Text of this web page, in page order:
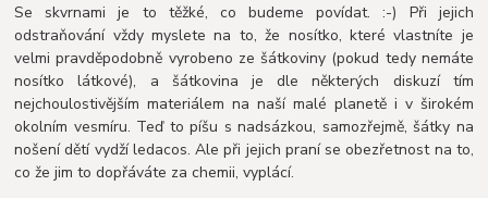
Se skvrnami je to těžké, co budeme povídat. :-) Při jejich
odstraňování vždy myslete na to, že nosítko, které vlastníte je
velmi pravděpodobně vyrobeno ze šátkoviny (pokud tedy nemáte
nosítko látkové), a šátkovina je dle některých diskuzí tím
nejchoulostivějším materiálem na naší malé planetě i v širokém
okolním vesmíru. Teď to píšu s nadsázkou, samozřejmě, šátky na
nošení dětí vydží ledacos. Ale při jejich praní se obezřetnost na to,
co že jim to dopřáváte za chemii, vyplácí.